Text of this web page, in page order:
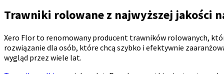
Trawniki rolowane z najwyższej jakości
Xero Flor to renomowany producent trawników rolowanych,
rozwiązanie dla osób, które chcą szybko i efektywnie
wygląd przez wiele lat.